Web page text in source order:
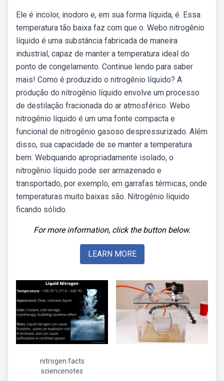
Ele é incolor, inodoro e, em sua forma líquida, é. Essa
temperatura tão baixa faz com que o. Webo nitrogênio
líquido é uma substância fabricada de maneira
industrial, capaz de manter a temperatura ideal do
ponto de congelamento. Continue lendo para saber
mais! Como é produzido o nitrogênio líquido? A
produção do nitrogênio líquido envolve um processo
de destilação fracionada do ar atmosférico. Webo
nitrogênio líquido é um uma fonte compacta e
funcional de nitrogênio gasoso despressurizado. Além
disso, sua capacidade de se manter a temperatura
bem. Webquando apropriadamente isolado, o
nitrogênio líquido pode ser armazenado e
transportado, por exemplo, em garrafas térmicas, onde
temperaturas muito baixas são. Nitrogênio líquido
ficando sólido.
For more information, click the button below.
LEARN MORE
nitrogen facts
sciencenotes